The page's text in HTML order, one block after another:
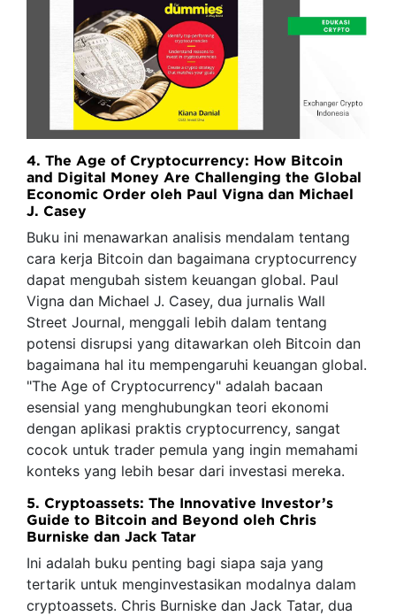
4. The Age of Cryptocurrency: How Bitcoin
and Digital Money Are Challenging the Global
Economic Order oleh Paul Vigna dan Michael
J. Casey
Buku ini menawarkan analisis mendalam tentang
cara kerja Bitcoin dan bagaimana cryptocurrency
dapat mengubah sistem keuangan global. Paul
Vigna dan Michael J. Casey, dua jurnalis Wall
Street Journal, menggali lebih dalam tentang
potensi disrupsi yang ditawarkan oleh Bitcoin dan
bagaimana hal itu mempengaruhi keuangan global.
"The Age of Cryptocurrency" adalah bacaan
esensial yang menghubungkan teori ekonomi
dengan aplikasi praktis cryptocurrency, sangat
cocok untuk trader pemula yang ingin memahami
konteks yang lebih besar dari investasi mereka.
5. Cryptoassets: The Innovative Investor’s
Guide to Bitcoin and Beyond oleh Chris
Burniske dan Jack Tatar
Ini adalah buku penting bagi siapa saja yang
tertarik untuk menginvestasikan modalnya dalam
cryptoassets. Chris Burniske dan Jack Tatar, dua